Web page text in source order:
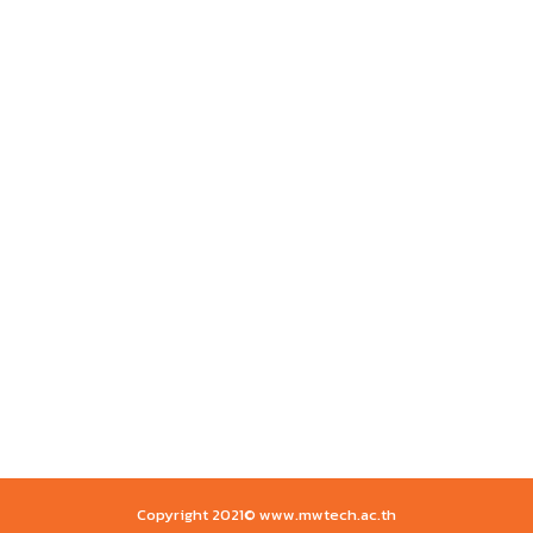
Copyright 2021© www.mwtech.ac.th